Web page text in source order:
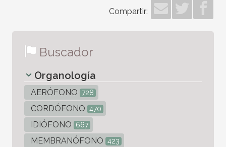
Compartir:
Buscador
Organología
AERÓFONO 728
CORDÓFONO 470
IDIÓFONO 667
MEMBRANÓFONO 423